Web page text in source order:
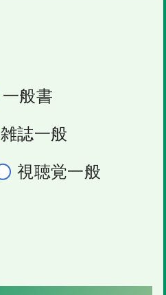
一般書
雑誌一般
視聴覚一般